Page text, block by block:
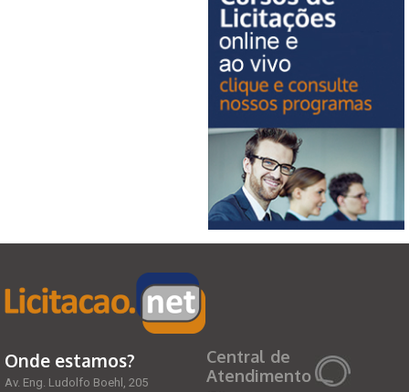
Onde estamos?
Av. Eng. Ludolfo Boehl, 205
Central de
Atendimento